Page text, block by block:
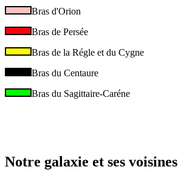
Bras d'Orion
Bras de Persée
Bras de la Régle et du Cygne
Bras du Centaure
Bras du Sagittaire-Caréne
Notre galaxie et ses voisines